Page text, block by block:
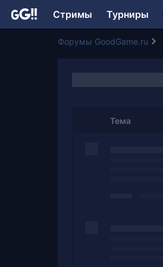
Стримы Турниры
Форумы GoodGame.ru
Тема